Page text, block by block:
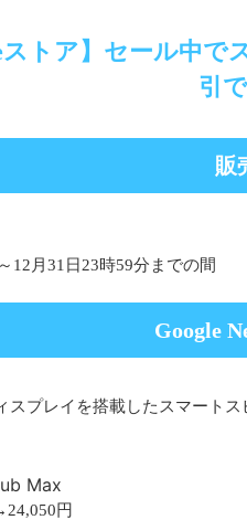
ストア】セール中
引
販
12月31日23時59分までの間
Google
スプレイを搭載したスマートス
Max
円